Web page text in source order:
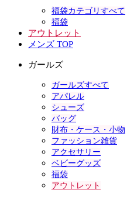
福袋カテゴリすべて
福袋
アウトレット
メンズ TOP
ガールズ
ガールズすべて
アパレル
シューズ
バッグ
財布・ケース・小物
ファッション雑貨
アクセサリー
ベビーグッズ
福袋
アウトレット